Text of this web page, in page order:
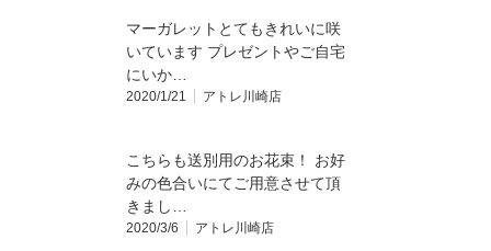
マーガレットとてもきれいに咲
いています プレゼントやご自宅
にいか…
2020/1/21 アトレ川崎店
こちらも送別用のお花束！ お好
みの色合いにてご用意させて頂
きまし…
2020/3/6 アトレ川崎店